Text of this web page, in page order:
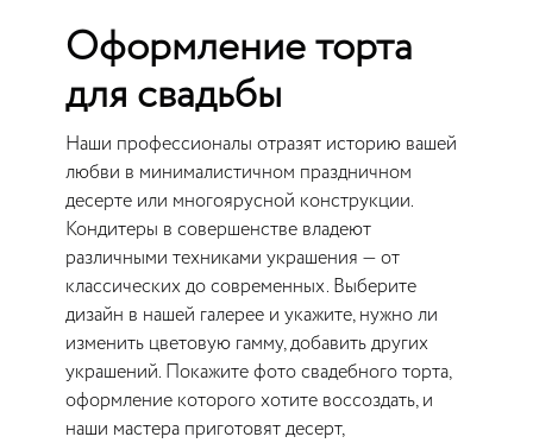
Оформление торта
для свадьбы
Наши профессионалы отразят историю вашей
любви в минималистичном праздничном
десерте или многоярусной конструкции.
Кондитеры в совершенстве владеют
различными техниками украшения — от
классических до современных. Выберите
дизайн в нашей галерее и укажите, нужно ли
изменить цветовую гамму, добавить других
украшений. Покажите фото свадебного торта,
оформление которого хотите воссоздать, и
наши мастера приготовят десерт,